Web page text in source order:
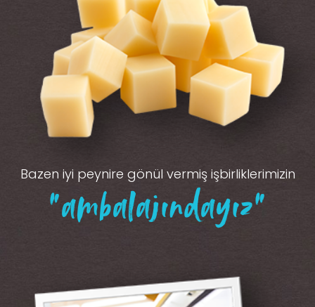
Bazen iyi peynire gönül vermiş işbirliklerimizin
“ambalajındayız”